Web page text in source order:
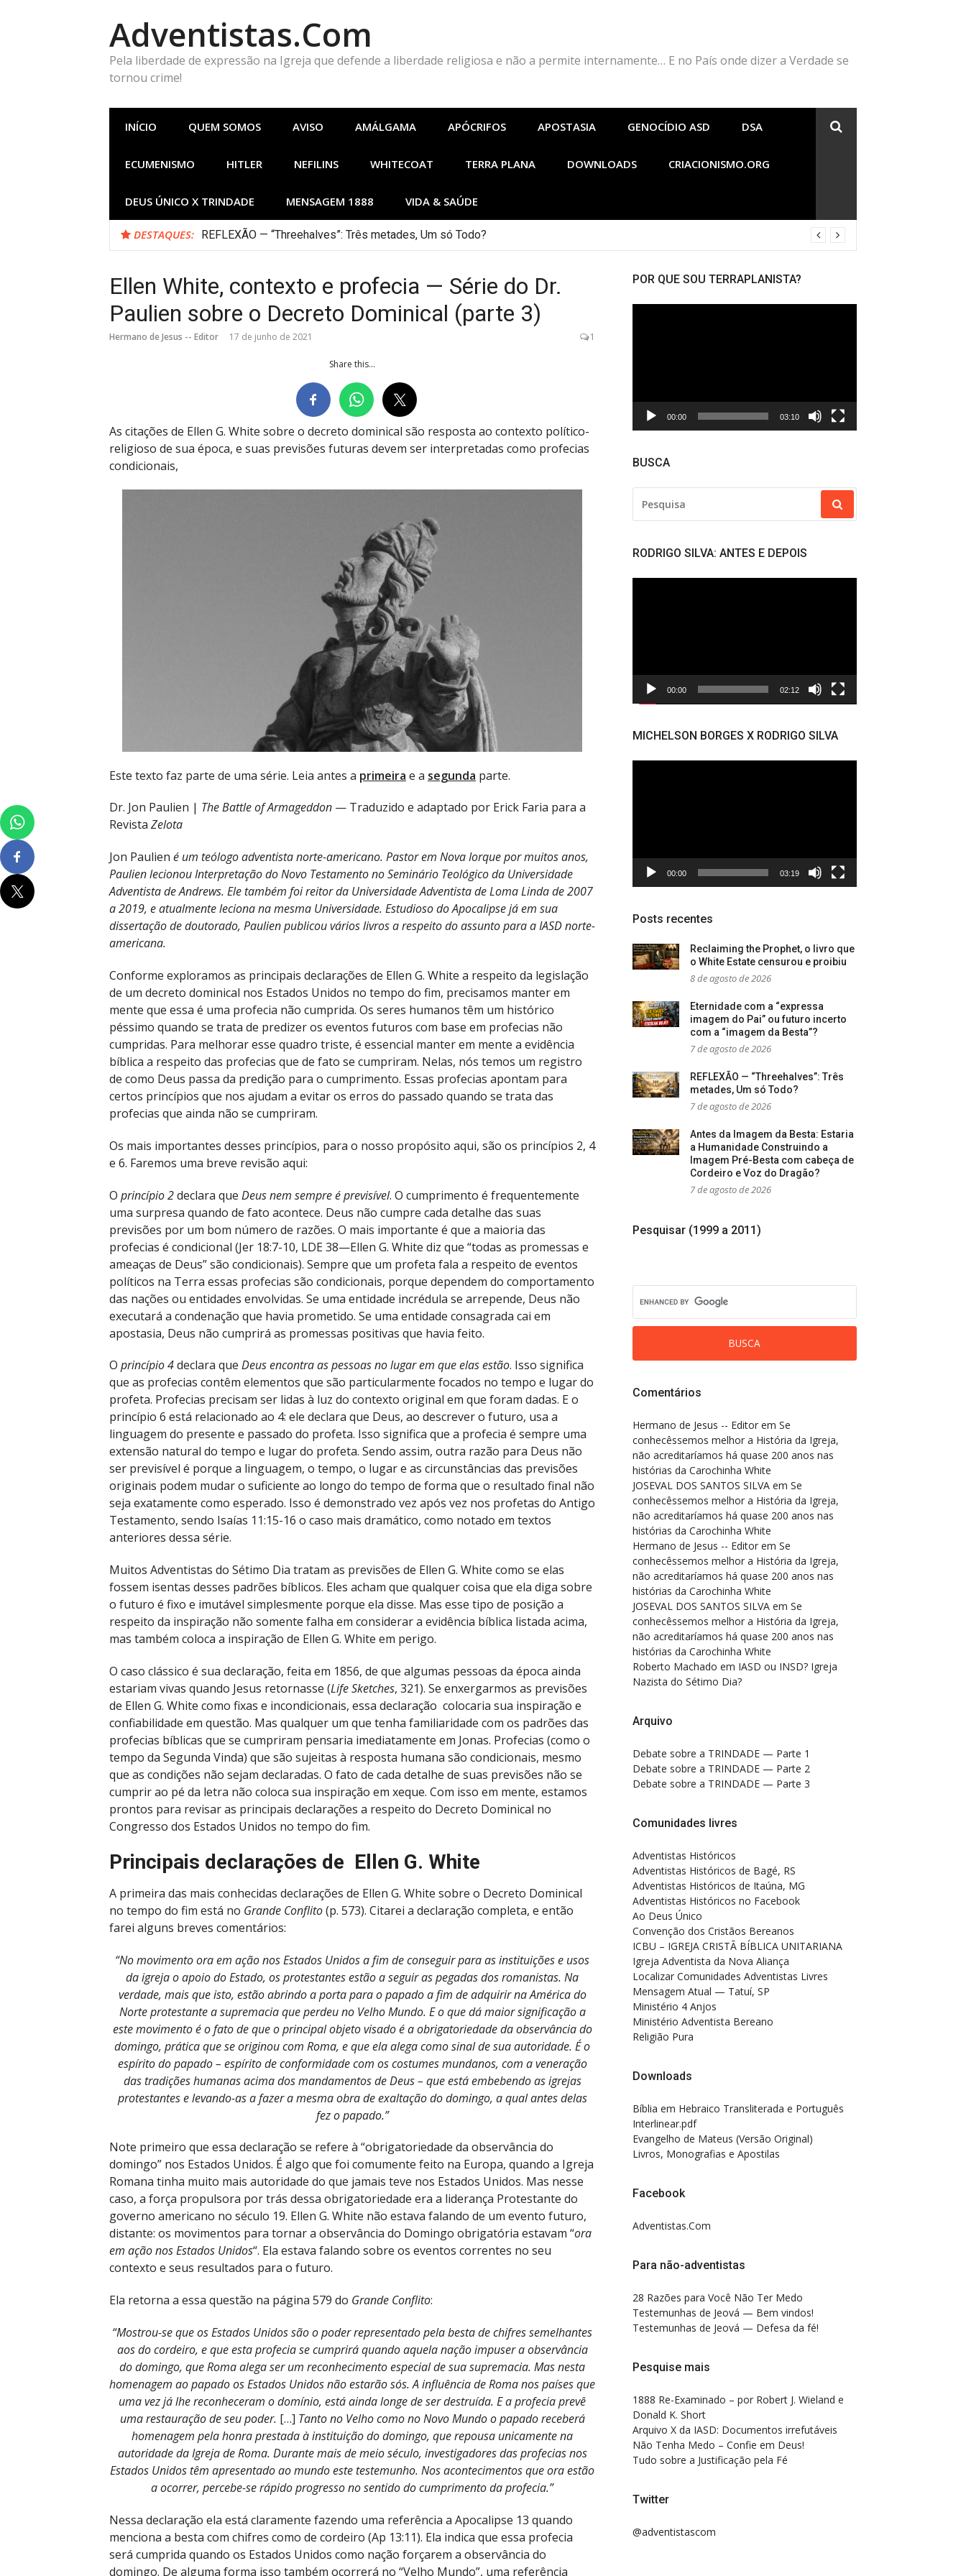
Adventistas.Com
Pela liberdade de expressão na Igreja que defende a liberdade religiosa e não a permite internamente… E no País onde dizer a Verdade se
tornou crime!
INÍCIO QUEM SOMOS AVISO AMÁLGAMA APÓCRIFOS APOSTASIA GENOCÍDIO ASD DSA
ECUMENISMO HITLER NEFILINS WHITECOAT TERRA PLANA DOWNLOADS CRIACIONISMO.ORG
DEUS ÚNICO X TRINDADE MENSAGEM 1888 VIDA & SAÚDE
DESTAQUES: REFLEXÃO — “Threehalves”: Três metades, Um só Todo?
Ellen White, contexto e profecia — Série do Dr.
Paulien sobre o Decreto Dominical (parte 3)
Hermano de Jesus -- Editor 17 de junho de 2021 1
Share this...
As citações de Ellen G. White sobre o decreto dominical são resposta ao contexto político-
religioso de sua época, e suas previsões futuras devem ser interpretadas como profecias
condicionais,
Este texto faz parte de uma série. Leia antes a primeira e a segunda parte.
Dr. Jon Paulien | The Battle of Armageddon — Traduzido e adaptado por Erick Faria para a
Revista Zelota
Jon Paulien é um teólogo adventista norte-americano. Pastor em Nova Iorque por muitos anos,
Paulien lecionou Interpretação do Novo Testamento no Seminário Teológico da Universidade
Adventista de Andrews. Ele também foi reitor da Universidade Adventista de Loma Linda de 2007
a 2019, e atualmente leciona na mesma Universidade. Estudioso do Apocalipse já em sua
dissertação de doutorado, Paulien publicou vários livros a respeito do assunto para a IASD norte-
americana.
Conforme exploramos as principais declarações de Ellen G. White a respeito da legislação
de um decreto dominical nos Estados Unidos no tempo do fim, precisamos manter em
mente que essa é uma profecia não cumprida. Os seres humanos têm um histórico
péssimo quando se trata de predizer os eventos futuros com base em profecias não
cumpridas. Para melhorar esse quadro triste, é essencial manter em mente a evidência
bíblica a respeito das profecias que de fato se cumpriram. Nelas, nós temos um registro
de como Deus passa da predição para o cumprimento. Essas profecias apontam para
certos princípios que nos ajudam a evitar os erros do passado quando se trata das
profecias que ainda não se cumpriram.
Os mais importantes desses princípios, para o nosso propósito aqui, são os princípios 2, 4
e 6. Faremos uma breve revisão aqui:
O princípio 2declara que Deus nem sempre é previsível. O cumprimento é frequentemente
uma surpresa quando de fato acontece. Deus não cumpre cada detalhe das suas
previsões por um bom número de razões. O mais importante é que a maioria das
profecias é condicional (Jer 18:7-10, LDE 38—Ellen G. White diz que “todas as promessas e
ameaças de Deus” são condicionais). Sempre que um profeta fala a respeito de eventos
políticos na Terra essas profecias são condicionais, porque dependem do comportamento
das nações ou entidades envolvidas. Se uma entidade incrédula se arrepende, Deus não
executará a condenação que havia prometido. Se uma entidade consagrada cai em
apostasia, Deus não cumprirá as promessas positivas que havia feito.
O princípio 4declara que Deus encontra as pessoas no lugar em que elas estão. Isso significa
que as profecias contêm elementos que são particularmente focados no tempo e lugar do
profeta. Profecias precisam ser lidas à luz do contexto original em que foram dadas. E o
princípio 6 está relacionado ao 4: ele declara que Deus, ao descrever o futuro, usa a
linguagem do presente e passado do profeta. Isso significa que a profecia é sempre uma
extensão natural do tempo e lugar do profeta. Sendo assim, outra razão para Deus não
ser previsível é porque a linguagem, o tempo, o lugar e as circunstâncias das previsões
originais podem mudar o suficiente ao longo do tempo de forma que o resultado final não
seja exatamente como esperado. Isso é demonstrado vez após vez nos profetas do Antigo
Testamento, sendo Isaías 11:15-16 o caso mais dramático, como notado em textos
anteriores dessa série.
Muitos Adventistas do Sétimo Dia tratam as previsões de Ellen G. White como se elas
fossem isentas desses padrões bíblicos. Eles acham que qualquer coisa que ela diga sobre
o futuro é fixo e imutável simplesmente porque ela disse. Mas esse tipo de posição a
respeito da inspiração não somente falha em considerar a evidência bíblica listada acima,
mas também coloca a inspiração de Ellen G. White em perigo.
O caso clássico é sua declaração, feita em 1856, de que algumas pessoas da época ainda
estariam vivas quando Jesus retornasse (Life Sketches, 321). Se enxergarmos as previsões
de Ellen G. White como fixas e incondicionais, essa declaração colocaria sua inspiração e
confiabilidade em questão. Mas qualquer um que tenha familiaridade com os padrões das
profecias bíblicas que se cumpriram pensaria imediatamente em Jonas. Profecias (como o
tempo da Segunda Vinda) que são sujeitas à resposta humana são condicionais, mesmo
que as condições não sejam declaradas. O fato de cada detalhe de suas previsões não se
cumprir ao pé da letra não coloca sua inspiração em xeque. Com isso em mente, estamos
prontos para revisar as principais declarações a respeito do Decreto Dominical no
Congresso dos Estados Unidos no tempo do fim.
Principais declarações de Ellen G. White
A primeira das mais conhecidas declarações de Ellen G. White sobre o Decreto Dominical
no tempo do fim está no Grande Conflito(p. 573). Citarei a declaração completa, e então
farei alguns breves comentários:
“No movimento ora em ação nos Estados Unidos a fim de conseguir para as instituições e usos
da igreja o apoio do Estado, os protestantes estão a seguir as pegadas dos romanistas. Na
verdade, mais que isto, estão abrindo a porta para o papado a fim de adquirir na América do
Norte protestante a supremacia que perdeu no Velho Mundo. E o que dá maior significação a
este movimento é o fato de que o principal objeto visado é a obrigatoriedade da observância do
domingo, prática que se originou com Roma, e que ela alega como sinal de sua autoridade. É o
espírito do papado – espírito de conformidade com os costumes mundanos, com a veneração
das tradições humanas acima dos mandamentos de Deus – que está embebendo as igrejas
protestantes e levando-as a fazer a mesma obra de exaltação do domingo, a qual antes delas
fez o papado.”
Note primeiro que essa declaração se refere à “obrigatoriedade da observância do
domingo” nos Estados Unidos. É algo que foi comumente feito na Europa, quando a Igreja
Romana tinha muito mais autoridade do que jamais teve nos Estados Unidos. Mas nesse
caso, a força propulsora por trás dessa obrigatoriedade era a liderança Protestante do
governo americano no século 19. Ellen G. White não estava falando de um evento futuro,
distante: os movimentos para tornar a observância do Domingo obrigatória estavam “ora
em ação nos Estados Unidos“. Ela estava falando sobre os eventos correntes no seu
contexto e seus resultados para o futuro.
Ela retorna a essa questão na página 579 do Grande Conflito:
“Mostrou-se que os Estados Unidos são o poder representado pela besta de chifres semelhantes
aos do cordeiro, e que esta profecia se cumprirá quando aquela nação impuser a observância
do domingo, que Roma alega ser um reconhecimento especial de sua supremacia. Mas nesta
homenagem ao papado os Estados Unidos não estarão sós. A influência de Roma nos países que
uma vez já lhe reconheceram o domínio, está ainda longe de ser destruída. E a profecia prevê
uma restauração de seu poder. […] Tanto no Velho como no Novo Mundo o papado receberá
homenagem pela honra prestada à instituição do domingo, que repousa unicamente na
autoridade da Igreja de Roma. Durante mais de meio século, investigadores das profecias nos
Estados Unidos têm apresentado ao mundo este testemunho. Nos acontecimentos que ora estão
a ocorrer, percebe-se rápido progresso no sentido do cumprimento da profecia.”
Nessa declaração ela está claramente fazendo uma referência a Apocalipse 13 quando
menciona a besta com chifres como de cordeiro (Ap 13:11). Ela indica que essa profecia
será cumprida quando os Estados Unidos como nação forçarem a observância do
domingo. De alguma forma isso também ocorrerá no “Velho Mundo”, uma referência
POR QUE SOU TERRAPLANISTA?
00:00 03:10
BUSCA
POR:
RODRIGO SILVA: ANTES E DEPOIS
00:00 02:12
MICHELSON BORGES X RODRIGO SILVA
00:00 03:19
Posts recentes
Reclaiming the Prophet, o livro que
o White Estate censurou e proibiu
8 de agosto de 2026
Eternidade com a “expressa
imagem do Pai” ou futuro incerto
com a “imagem da Besta”?
7 de agosto de 2026
REFLEXÃO — “Threehalves”: Três
metades, Um só Todo?
7 de agosto de 2026
Antes da Imagem da Besta: Estaria
a Humanidade Construindo a
Imagem Pré-Besta com cabeça de
Cordeiro e Voz do Dragão?
7 de agosto de 2026
Pesquisar (1999 a 2011)
Comentários
Hermano de Jesus -- Editor em Se
conhecêssemos melhor a História da Igreja,
não acreditaríamos há quase 200 anos nas
histórias da Carochinha White
JOSEVAL DOS SANTOS SILVA em Se
conhecêssemos melhor a História da Igreja,
não acreditaríamos há quase 200 anos nas
histórias da Carochinha White
Hermano de Jesus -- Editor em Se
conhecêssemos melhor a História da Igreja,
não acreditaríamos há quase 200 anos nas
histórias da Carochinha White
JOSEVAL DOS SANTOS SILVA em Se
conhecêssemos melhor a História da Igreja,
não acreditaríamos há quase 200 anos nas
histórias da Carochinha White
Roberto Machado em IASD ou INSD? Igreja
Nazista do Sétimo Dia?
Arquivo
Debate sobre a TRINDADE — Parte 1
Debate sobre a TRINDADE — Parte 2
Debate sobre a TRINDADE — Parte 3
Comunidades livres
Adventistas Históricos
Adventistas Históricos de Bagé, RS
Adventistas Históricos de Itaúna, MG
Adventistas Históricos no Facebook
Ao Deus Único
Convenção dos Cristãos Bereanos
ICBU – IGREJA CRISTÃ BÍBLICA UNITARIANA
Igreja Adventista da Nova Aliança
Localizar Comunidades Adventistas Livres
Mensagem Atual — Tatuí, SP
Ministério 4 Anjos
Ministério Adventista Bereano
Religião Pura
Downloads
Bíblia em Hebraico Transliterada e Português
Interlinear.pdf
Evangelho de Mateus (Versão Original)
Livros, Monografias e Apostilas
Facebook
Adventistas.Com
Para não-adventistas
28 Razões para Você Não Ter Medo
Testemunhas de Jeová — Bem vindos!
Testemunhas de Jeová — Defesa da fé!
Pesquise mais
1888 Re-Examinado – por Robert J. Wieland e
Donald K. Short
Arquivo X da IASD: Documentos irrefutáveis
Não Tenha Medo – Confie em Deus!
Tudo sobre a Justificação pela Fé
Twitter
@adventistascom